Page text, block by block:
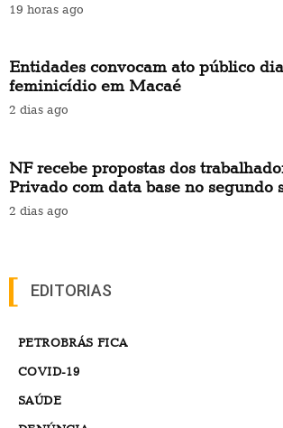
19 horas ago
Entidades convocam ato público
feminicídio em Macaé
2 dias ago
NF recebe propostas dos
Privado com data base no segundo
2 dias ago
EDITORIAS
PETROBRÁS FICA
COVID-19
SAÚDE